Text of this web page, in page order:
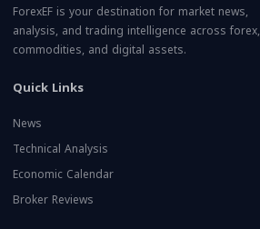
ForexEF is your destination for market news,
analysis, and trading intelligence across forex,
commodities, and digital assets.
Quick Links
News
Technical Analysis
Economic Calendar
Broker Reviews